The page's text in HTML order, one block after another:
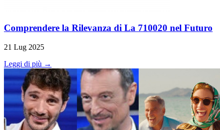
Comprendere la Rilevanza di La 710020 nel Futuro
21 Lug 2025
Leggi di più →